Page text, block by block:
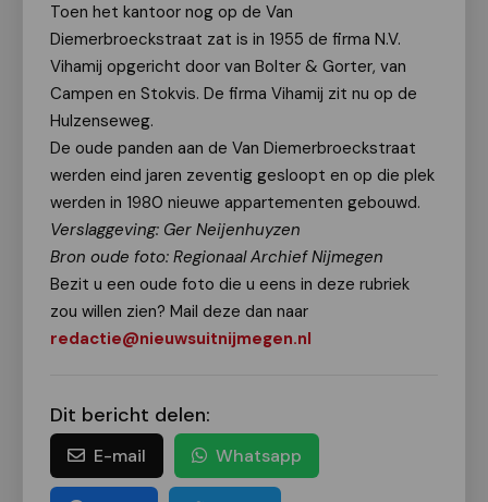
Toen het kantoor nog op de Van
Diemerbroeckstraat zat is in 1955 de firma N.V.
Vihamij opgericht door van Bolter & Gorter, van
Campen en Stokvis. De firma Vihamij zit nu op de
Hulzenseweg.
De oude panden aan de Van Diemerbroeckstraat
werden eind jaren zeventig gesloopt en op die plek
werden in 1980 nieuwe appartementen gebouwd.
Verslaggeving: Ger Neijenhuyzen
Bron oude foto: Regionaal Archief Nijmegen
Bezit u een oude foto die u eens in deze rubriek
zou willen zien? Mail deze dan naar
redactie@nieuwsuitnijmegen.nl
Dit bericht delen:
E-mail Whatsapp